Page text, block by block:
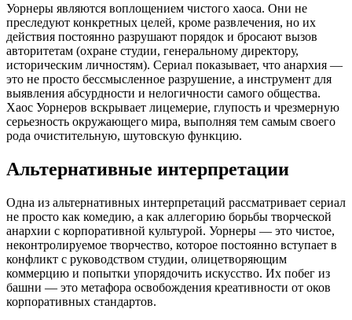
Уорнеры являются воплощением чистого хаоса. Они не
преследуют конкретных целей, кроме развлечения, но их
действия постоянно разрушают порядок и бросают вызов
авторитетам (охране студии, генеральному директору,
историческим личностям). Сериал показывает, что анархия —
это не просто бессмысленное разрушение, а инструмент для
выявления абсурдности и нелогичности самого общества.
Хаос Уорнеров вскрывает лицемерие, глупость и чрезмерную
серьезность окружающего мира, выполняя тем самым своего
рода очистительную, шутовскую функцию.
Альтернативные интерпретации
Одна из альтернативных интерпретаций рассматривает сериал
не просто как комедию, а как аллегорию борьбы творческой
анархии с корпоративной культурой. Уорнеры — это чистое,
неконтролируемое творчество, которое постоянно вступает в
конфликт с руководством студии, олицетворяющим
коммерцию и попытки упорядочить искусство. Их побег из
башни — это метафора освобождения креативности от оков
корпоративных стандартов.